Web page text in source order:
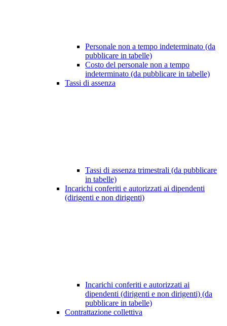
Personale non a tempo indeterminato (da
pubblicare in tabelle)
Costo del personale non a tempo
indeterminato (da pubblicare in tabelle)
Tassi di assenza
Tassi di assenza trimestrali (da pubblicare
in tabelle)
Incarichi conferiti e autorizzati ai dipendenti
(dirigenti e non dirigenti)
Incarichi conferiti e autorizzati ai
dipendenti (dirigenti e non dirigenti) (da
pubblicare in tabelle)
Contrattazione collettiva